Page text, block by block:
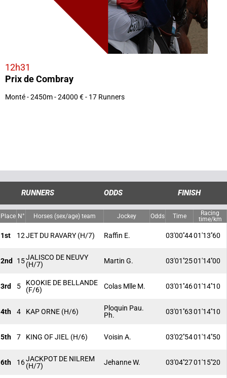
12h31
Prix de Combray
Monté - 2450m - 24000 € - 17 Runners
RUNNERS ODDS FINISH
Place N° Horses (sex/age) team Jockey Odds Time
Racing
time/km
1st 12JET DU RAVARY (H/7) Raffin E. 03'00''4401'13''60
2nd 15JALISCO DE NEUVY
(H/7)
Martin G. 03'01''2501'14''00
3rd 5
KOOKIE DE BELLANDE
(F/6)
Colas Mlle M. 03'01''4601'14''10
4th 4 KAP ORNE (H/6)
Ploquin Pau.
Ph.
03'01''6301'14''10
5th 7 KING OF JIEL (H/6) Voisin A. 03'02''5401'14''50
6th 16JACKPOT DE NILREM
(H/7)
Jehanne W. 03'04''2701'15''20